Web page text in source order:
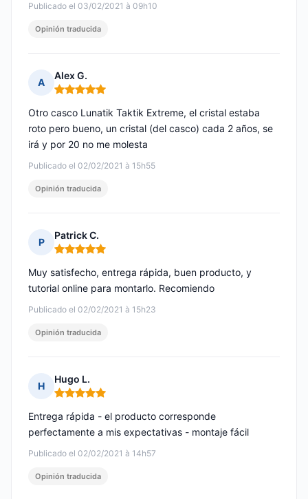
Publicado el 03/02/2021 à 09h10
Opinión traducida
A
Alex G.
Nota: 5 de 5
Publicado el 02/02/2021 à 15h55
Otro casco Lunatik Taktik Extreme, el cristal estaba
roto pero bueno, un cristal (del casco) cada 2 años, se
irá y por 20 no me molesta
Opinión traducida
P
Patrick C.
Nota: 5 de 5
Publicado el 02/02/2021 à 15h23
Muy satisfecho, entrega rápida, buen producto, y
tutorial online para montarlo. Recomiendo
Opinión traducida
H
Hugo L.
Nota: 5 de 5
Publicado el 02/02/2021 à 14h57
Entrega rápida - el producto corresponde
perfectamente a mis expectativas - montaje fácil
Opinión traducida